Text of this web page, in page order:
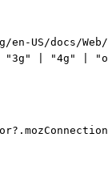
{
"3g" | "4g" |